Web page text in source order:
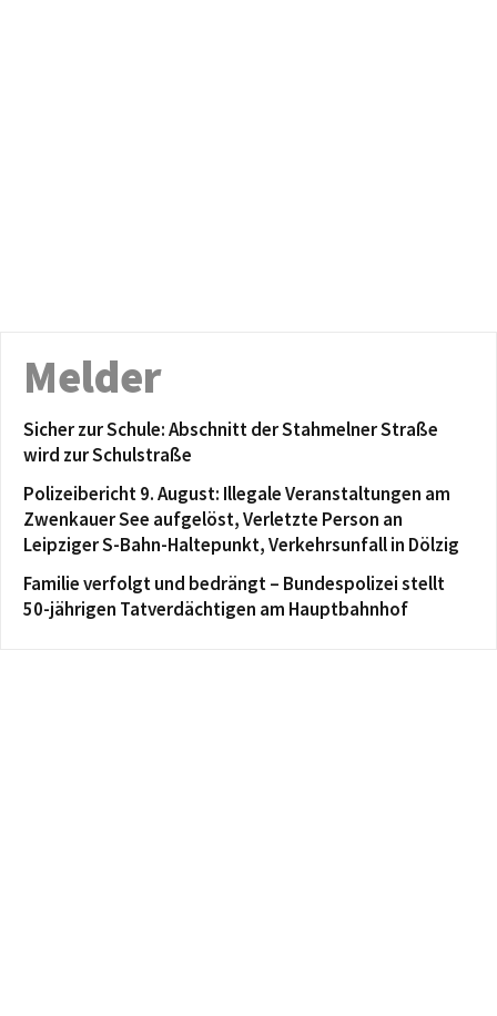
Melder
Sicher zur Schule: Abschnitt der Stahmelner Straße
wird zur Schulstraße
Polizeibericht 9. August: Illegale Veranstaltungen am
Zwenkauer See aufgelöst, Verletzte Person an
Leipziger S-Bahn-Haltepunkt, Verkehrsunfall in Dölzig
Familie verfolgt und bedrängt – Bundespolizei stellt
50-jährigen Tatverdächtigen am Hauptbahnhof